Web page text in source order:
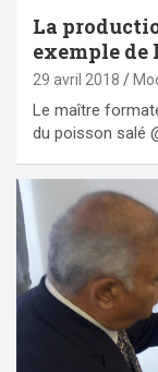
La
exemple
29 avril 2018
Le maître
du poisson salé